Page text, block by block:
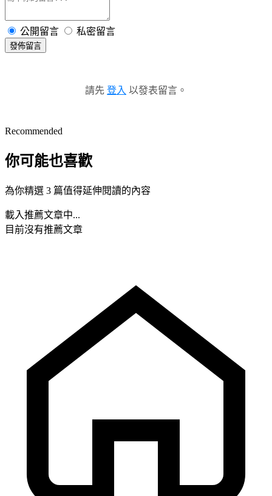
公開留言 私密留言
發佈留言
請先 登入 以發表留言。
Recommended
你可能也喜歡
為你精選 3 篇值得延伸閱讀的內容
載入推薦文章中...
目前沒有推薦文章